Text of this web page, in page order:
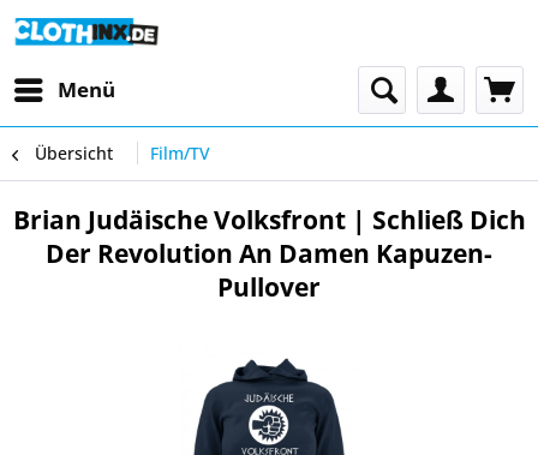
Menü
Übersicht Film/TV
Brian Judäische Volksfront | Schließ Dich
Der Revolution An Damen Kapuzen-
Pullover